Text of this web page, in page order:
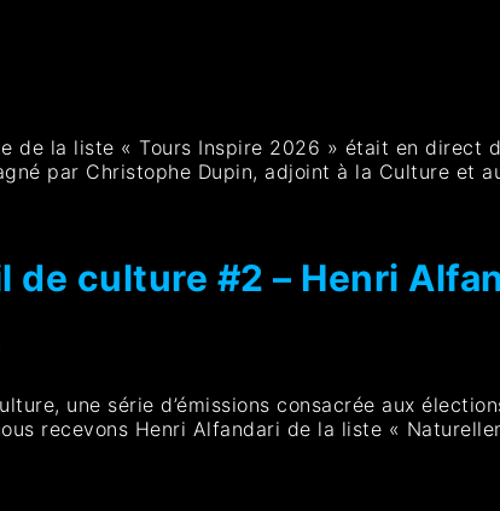
de la liste « Tours Inspire 2026 » était en direct
par Christophe Dupin, adjoint à la Culture et
de culture #2 – Henri
une série d’émissions consacrée aux
recevons Henri Alfandari de la liste «